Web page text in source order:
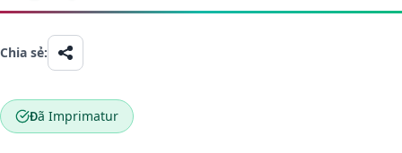
Chia sẻ:
Đã Imprimatur